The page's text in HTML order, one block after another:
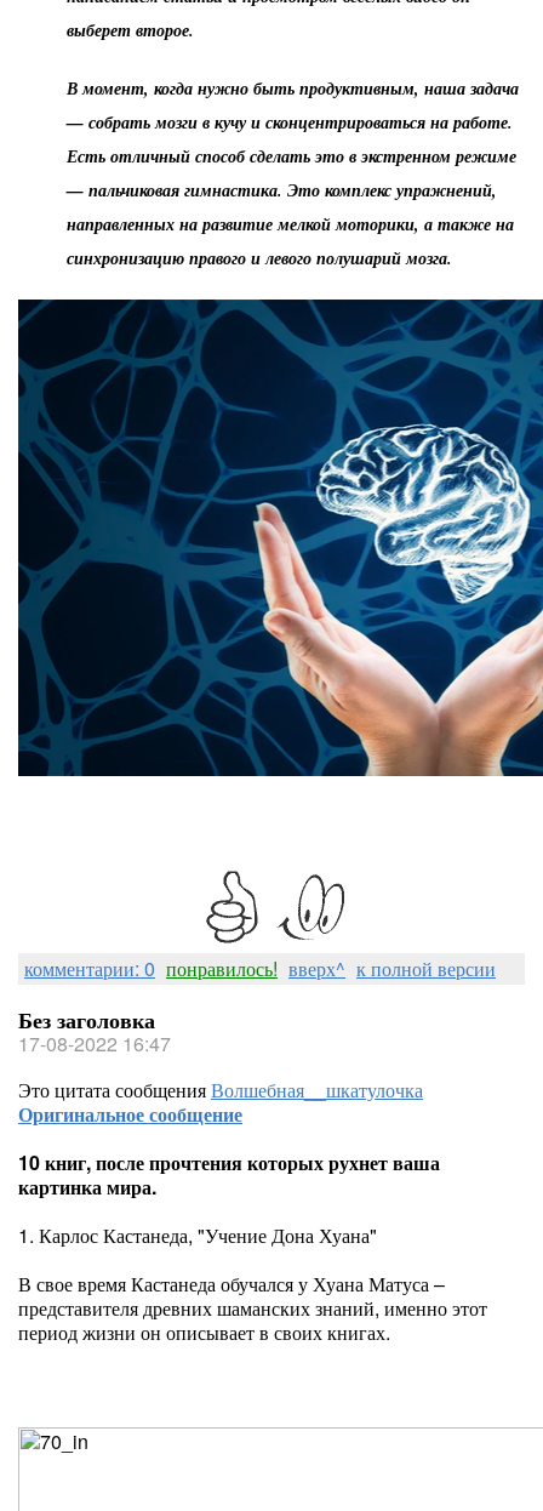
выберет второе.
В момент, когда нужно быть продуктивным, наша задача
— собрать мозги в кучу и сконцентрироваться на работе.
Есть отличный способ сделать это в экстренном режиме
— пальчиковая гимнастика. Это комплекс упражнений,
направленных на развитие мелкой моторики, а также на
синхронизацию правого и левого полушарий мозга.
комментарии: 0 понравилось! вверх^ к полной версии
Без заголовка
17-08-2022 16:47
Это цитата сообщенияВолшебная__шкатулочка
Оригинальное сообщение
10 книг, после прочтения которых рухнет ваша
картинка мира.
1. Карлос Кастанеда, "Учение Дона Хуана"
В свое время Кастанеда обучался у Хуана Матуса –
представителя древних шаманских знаний, именно этот
период жизни он описывает в своих книгах.